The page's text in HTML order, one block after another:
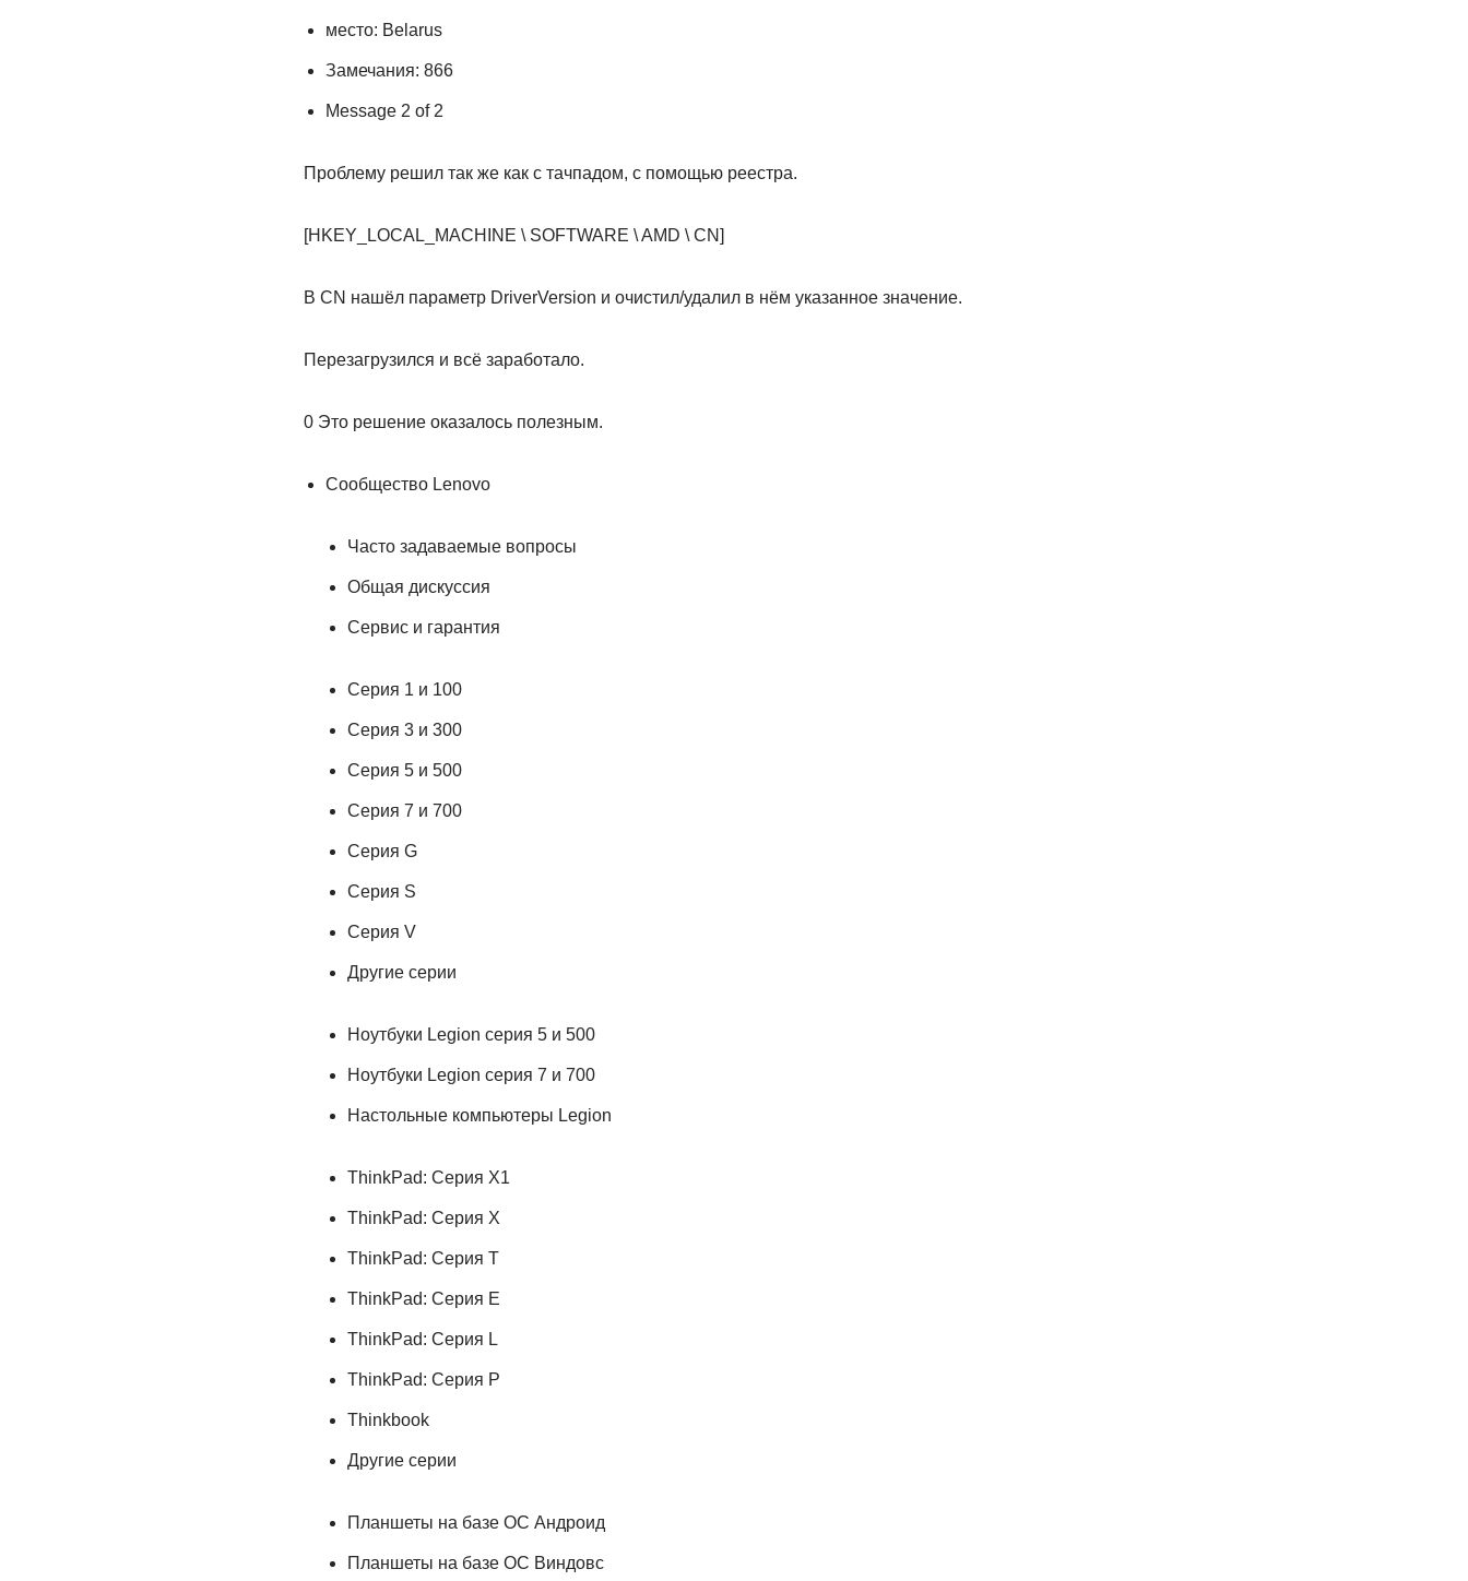
место: Belarus
Замечания: 866
Message 2 of 2
Проблему решил так же как с тачпадом, с помощью реестра.
[HKEY_LOCAL_MACHINE \ SOFTWARE \ AMD \ CN]
В CN нашёл параметр DriverVersion и очистил/удалил в нём указанное значение.
Перезагрузился и всё заработало.
0 Это решение оказалось полезным.
Сообщество Lenovo
Часто задаваемые вопросы
Общая дискуссия
Сервис и гарантия
Серия 1 и 100
Серия 3 и 300
Серия 5 и 500
Серия 7 и 700
Серия G
Серия S
Серия V
Другие серии
Ноутбуки Legion cерия 5 и 500
Ноутбуки Legion cерия 7 и 700
Настольные компьютеры Legion
ThinkPad: Серия X1
ThinkPad: Серия X
ThinkPad: Серия T
ThinkPad: Серия E
ThinkPad: Серия L
ThinkPad: Серия P
Thinkbook
Другие серии
Планшеты на базе ОС Андроид
Планшеты на базе ОС Виндовс